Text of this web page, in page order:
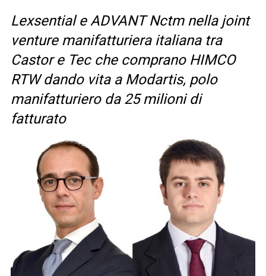
Lexsential e ADVANT Nctm nella joint
venture manifatturiera italiana tra
Castor e Tec che comprano HIMCO
RTW dando vita a Modartis, polo
manifatturiero da 25 milioni di
fatturato